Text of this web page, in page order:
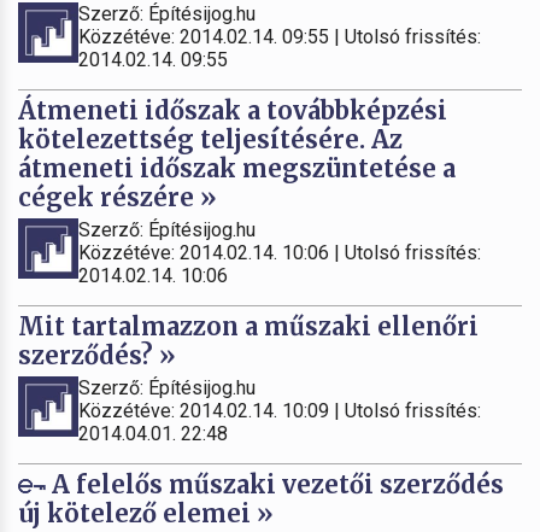
Szerző: Építésijog.hu
Közzétéve: 2014.02.14. 09:55 | Utolsó frissítés:
2014.02.14. 09:55
Átmeneti időszak a továbbképzési
kötelezettség teljesítésére. Az
átmeneti időszak megszüntetése a
cégek részére »
Szerző: Építésijog.hu
Közzétéve: 2014.02.14. 10:06 | Utolsó frissítés:
2014.02.14. 10:06
Mit tartalmazzon a műszaki ellenőri
szerződés? »
Szerző: Építésijog.hu
Közzétéve: 2014.02.14. 10:09 | Utolsó frissítés:
2014.04.01. 22:48
A felelős műszaki vezetői szerződés
új kötelező elemei »